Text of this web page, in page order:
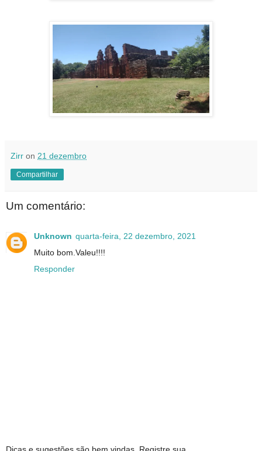
Zirr on 21 dezembro
Compartilhar
Um comentário:
Unknown quarta-feira, 22 dezembro, 2021
Muito bom.Valeu!!!!
Responder